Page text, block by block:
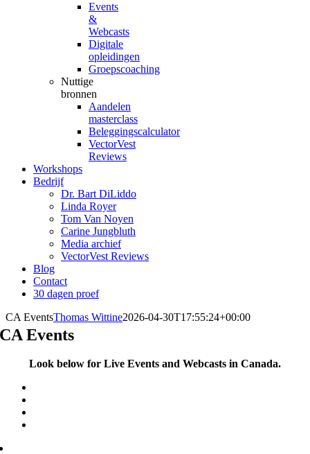
Events
&
Webcasts
Digitale
opleidingen
Groepscoaching
Nuttige
bronnen
Aandelen
masterclass
Beleggingscalculator
VectorVest
Reviews
Workshops
Bedrijf
Dr. Bart DiLiddo
Linda Royer
Tom Van Noyen
Carine Jungbluth
Media archief
VectorVest Reviews
Blog
Contact
30 dagen proef
CA EventsThomas Wittine2026-04-30T17:55:24+00:00
CA Events
Look below for Live Events and Webcasts in Canada.